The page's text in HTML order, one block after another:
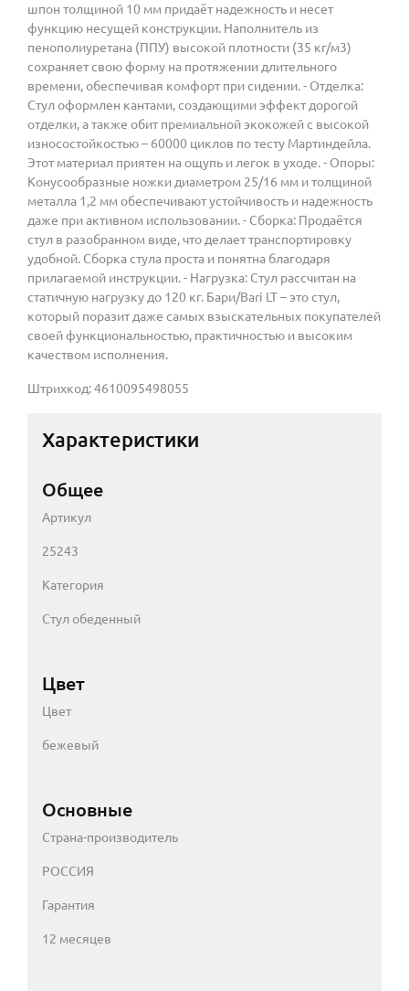
шпон толщиной 10 мм придаёт надежность и несет
функцию несущей конструкции. Наполнитель из
пенополиуретана (ППУ) высокой плотности (35 кг/м3)
сохраняет свою форму на протяжении длительного
времени, обеспечивая комфорт при сидении. - Отделка:
Стул оформлен кантами, создающими эффект дорогой
отделки, а также обит премиальной экокожей с высокой
износостойкостью – 60000 циклов по тесту Мартиндейла.
Этот материал приятен на ощупь и легок в уходе. - Опоры:
Конусообразные ножки диаметром 25/16 мм и толщиной
металла 1,2 мм обеспечивают устойчивость и надежность
даже при активном использовании. - Сборка: Продаётся
стул в разобранном виде, что делает транспортировку
удобной. Сборка стула проста и понятна благодаря
прилагаемой инструкции. - Нагрузка: Стул рассчитан на
статичную нагрузку до 120 кг. Бари/Bari LT – это стул,
который поразит даже самых взыскательных покупателей
своей функциональностью, практичностью и высоким
качеством исполнения.
Штрихкод: 4610095498055
Характеристики
Общее
Артикул
25243
Категория
Стул обеденный
Цвет
Цвет
бежевый
Основные
Страна-производитель
РОССИЯ
Гарантия
12 месяцев